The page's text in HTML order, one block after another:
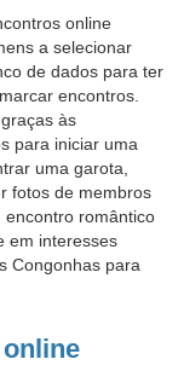
online
a selecionar
de dados para ter
encontros.
às
para iniciar uma
uma garota,
fotos de membros
encontro romântico
em interesses
Congonhas para